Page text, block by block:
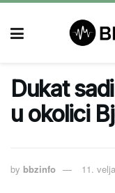
Dukat
u okolici
by bbzinfo 11.